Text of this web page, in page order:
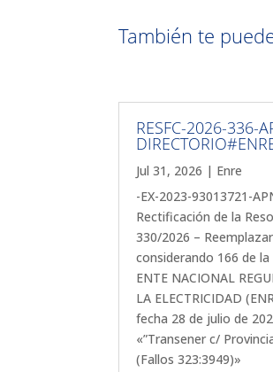
También te
RESFC-2026-336-
Jul 31, 2026 | Enre
-EX-2023-93013721-
Rectificación de la
330/2026 –
considerando 166 de
ENTE NACIONAL
LA ELECTRICIDAD
fecha 28 de julio de
«”Transener c/
(Fallos 323:3949)»